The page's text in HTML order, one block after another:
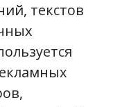
текстов